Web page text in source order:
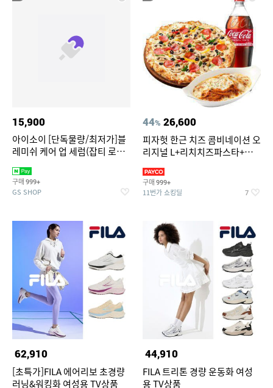
15,900
아이소이 [단독물량/최저가]블
레미쉬 케어 업 세럼(잡티 로즈
2027-04-24)
구매 999+
GS SHOP
44% 26,600
피자헛 한근 치즈 콤비네이션 오
리지널 L+리치치즈파스타+콜
구매 999+
11번가 쇼킹딜 7
62,910
[초특가]FILA 에어리보 초경량
러닝&워킹화 여성용 TV상품
44,910
FILA 트리톤 경량 운동화 여성
용 TV상품